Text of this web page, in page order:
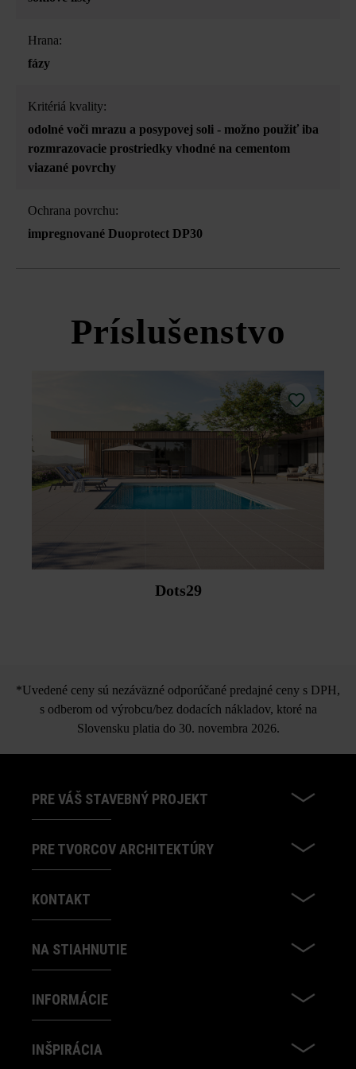
Hrana:
fázy
Kritériá kvality:
odolné voči mrazu a posypovej soli - možno použiť iba
rozmrazovacie prostriedky vhodné na cementom
viazané povrchy
Ochrana povrchu:
impregnované Duoprotect DP30
Príslušenstvo
Dots29
*Uvedené ceny sú nezáväzné odporúčané predajné ceny s DPH,
s odberom od výrobcu/bez dodacích nákladov, ktoré na
Slovensku platia do 30. novembra 2026.
PRE VÁŠ STAVEBNÝ PROJEKT
PRE TVORCOV ARCHITEKTÚRY
KONTAKT
NA STIAHNUTIE
INFORMÁCIE
INŠPIRÁCIA